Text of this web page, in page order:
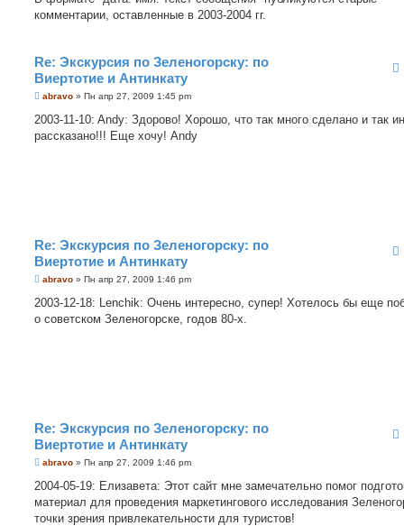
комментарии, оставленные в 2003-2004 гг.
Re: Экскурсия по Зеленогорску: по
Виертотие и Антинкату
С
о
щ
abravo » Пн апр 27, 2009 1:45 pm
2003-11-10: Andy: Здорово! Хорошо, что так много сделано и так
рассказано!!! Еще хочу! Andy
Re: Экскурсия по Зеленогорску: по
Виертотие и Антинкату
С
о
щ
abravo » Пн апр 27, 2009 1:46 pm
2003-12-18: Lenchik: Очень интересно, супер! Хотелось бы еще
о советском Зеленогорске, годов 80-х.
Re: Экскурсия по Зеленогорску: по
Виертотие и Антинкату
С
о
щ
е
abravo » Пн апр 27, 2009 1:46 pm
2004-05-19: Елизавета: Этот сайт мне замечательно помог
материал для проведения маркетингового исследования
точки зрения привлекательности для туристов!